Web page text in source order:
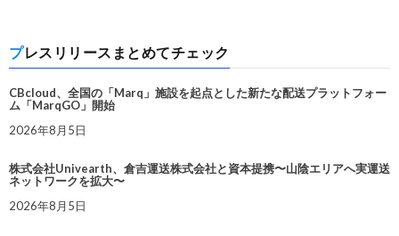
プレスリリースまとめてチェック
CBcloud、全国の「Marq」施設を起点とした新たな配送プラットフォー
ム「MarqGO」開始
2026年8月5日
株式会社Univearth、倉吉運送株式会社と資本提携〜山陰エリアへ実運送
ネットワークを拡大〜
2026年8月5日